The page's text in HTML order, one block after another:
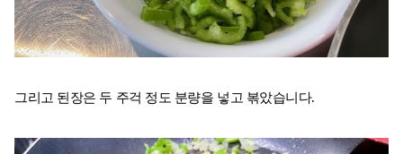
그리고 된장은 두 주걱 정도 분량을 넣고 볶았습니다.